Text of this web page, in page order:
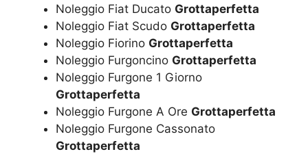
Noleggio Fiat Ducato Grottaperfetta
Noleggio Fiat Scudo Grottaperfetta
Noleggio Fiorino Grottaperfetta
Noleggio Furgoncino Grottaperfetta
Noleggio Furgone 1 Giorno
Grottaperfetta
Noleggio Furgone A Ore Grottaperfetta
Noleggio Furgone Cassonato
Grottaperfetta